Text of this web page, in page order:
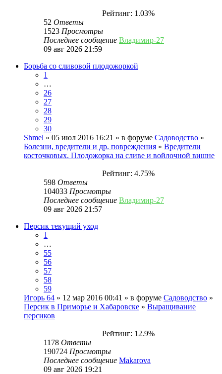
Рейтинг: 1.03%
52 Ответы
1523 Просмотры
Последнее сообщение Владимир-27
09 авг 2026 21:59
Борьба со сливовой плодожоркой
1
…
26
27
28
29
30
Shmel » 05 июл 2016 16:21 » в форуме Садоводство »
Болезни, вредители и др. повреждения » Вредители
косточковых. Плодожорка на сливе и войлочной вишне
Рейтинг: 4.75%
598 Ответы
104033 Просмотры
Последнее сообщение Владимир-27
09 авг 2026 21:57
Персик текущий уход
1
…
55
56
57
58
59
Игорь 64 » 12 мар 2016 00:41 » в форуме Садоводство »
Персик в Приморье и Хабаровске » Выращивание
персиков
Рейтинг: 12.9%
1178 Ответы
190724 Просмотры
Последнее сообщение Makarova
09 авг 2026 19:21